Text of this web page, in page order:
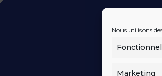
Nous utilisons
Fonctionnel
Marketing